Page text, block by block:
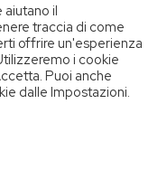
aiutano il
traccia di come
offrire un'esperienza
i cookie
Puoi anche
dalle Impostazioni.